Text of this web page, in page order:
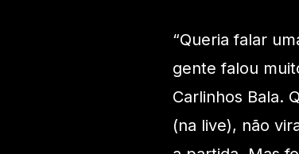
“Queria falar
gente falou
Carlinhos Bala.
(na live), não